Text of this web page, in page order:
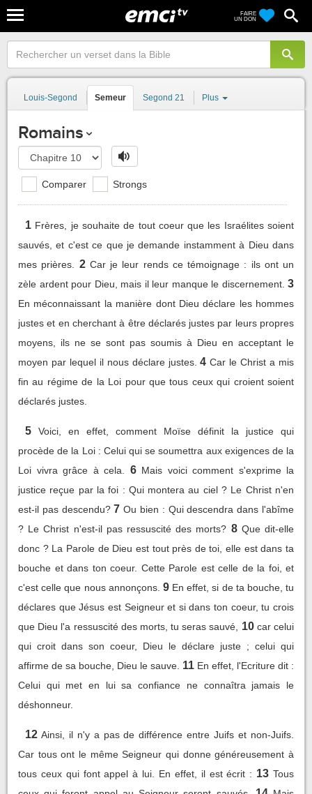
FAIRE
UN DON
Louis-Segond Semeur Segond 21 Plus
Romains
Comparer Strongs
1 Frères, je souhaite de tout coeur que les Israélites soient
sauvés, et c'est ce que je demande instamment à Dieu dans
mes prières.
2 Car je leur rends ce témoignage : ils ont un
zèle ardent pour Dieu, mais il leur manque le discernement. 3
En méconnaissant la manière dont Dieu déclare les hommes
justes et en cherchant à être déclarés justes par leurs propres
moyens, ils ne se sont pas soumis à Dieu en acceptant le
moyen par lequel il nous déclare justes. 4 Car le Christ a mis
fin au régime de la Loi pour que tous ceux qui croient soient
déclarés justes.
5
Voici, en effet, comment Moïse définit la justice qui
procède de la Loi : Celui qui se soumettra aux exigences de la
Loi vivra grâce à cela.
6 Mais voici comment s'exprime la
justice reçue par la foi : Qui montera au ciel ? Le Christ n'en
est-il pas descendu? 7 Ou bien : Qui descendra dans l'abîme
? Le Christ n'est-il pas ressuscité des morts? 8 Que dit-elle
donc ? La Parole de Dieu est tout près de toi, elle est dans ta
bouche et dans ton coeur. Cette Parole est celle de la foi, et
c'est celle que nous annonçons. 9 En effet, si de ta bouche, tu
déclares que Jésus est Seigneur et si dans ton coeur, tu crois
que Dieu l'a ressuscité des morts, tu seras sauvé,
10 car celui
qui croit dans son coeur, Dieu le déclare juste ; celui qui
affirme de sa bouche, Dieu le sauve. 11 En effet, l'Ecriture dit :
Celui qui met en lui sa confiance ne connaîtra jamais le
déshonneur.
12 Ainsi, il n'y a pas de différence entre Juifs et non-Juifs.
Car tous ont le même Seigneur qui donne généreusement à
tous ceux qui font appel à lui. En effet, il est écrit : 13 Tous